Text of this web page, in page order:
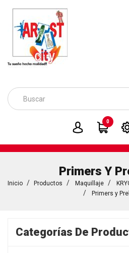
0
Primers Y
Inicio Productos Maquillaje
Primers y
Categorías De